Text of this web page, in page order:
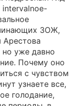
intervalnoe-
ЗОЖ,
Арестова
уже давно
Почему оно
с чувством
узнаете все,
голодание,